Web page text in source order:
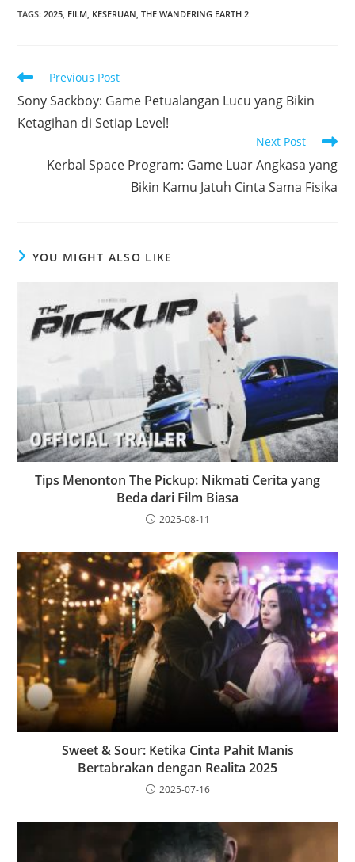
TAGS:2025 FILM KESERUAN THE WANDERING EARTH 2
Read
articles
Previous Post
Sony Sackboy: Game Petualangan Lucu yang Bikin
Ketagihan di Setiap Level!
Next Post
Kerbal Space Program: Game Luar Angkasa yang
Bikin Kamu Jatuh Cinta Sama Fisika
YOU MIGHT ALSO LIKE
Tips Menonton The Pickup: Nikmati Cerita yang
Beda dari Film Biasa
2025-08-11
Sweet & Sour: Ketika Cinta Pahit Manis
Bertabrakan dengan Realita 2025
2025-07-16